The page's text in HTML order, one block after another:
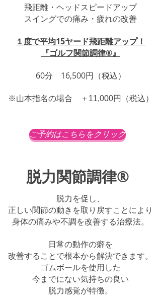
飛距離・ヘッドスピードアップ
スイングでの痛み・疲れの改善
１度で平均15ヤード飛距離アップ！
​『ゴルフ関節調律®︎』
​60分 16,500円（税込）
※山本指名の場合 ＋11,000円（税込）
ご予約はこちらをクリック
​脱力関節調律®
脱力を促し、
正しい関節の動きを取り戻すことにより
身体の痛みや不調を改善する治療法。
​日常の動作の癖を
改善することで根本から解決できます。
​ゴムボールを使用した
今までにない気持ちの良い
脱力感覚が特徴。